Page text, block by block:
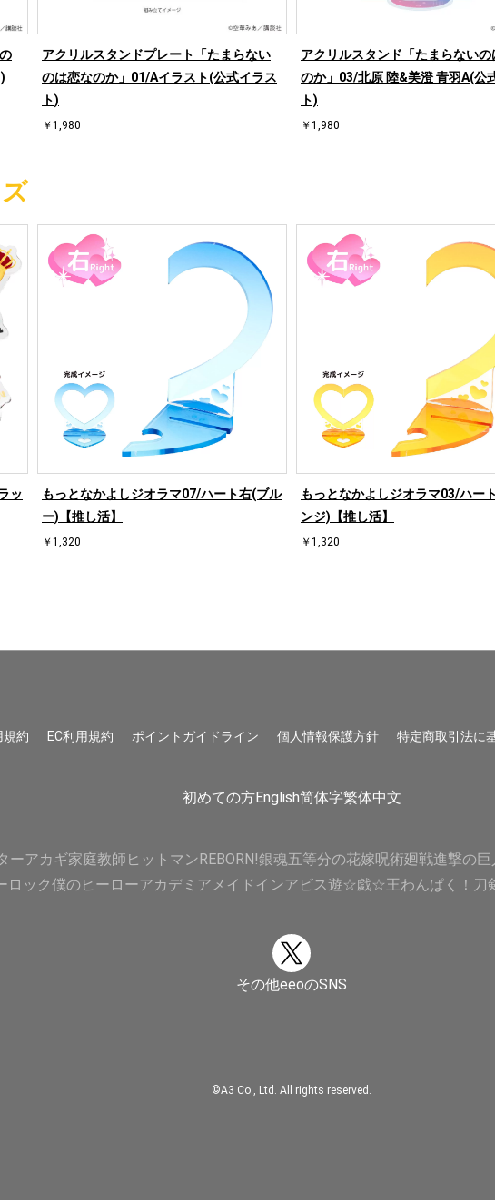
アクリルスタンドプレート「たまらない
のは恋なのか」01/Aイラスト(公式イラス
ト)
￥1,980
アクリルスタンド「たまらないの
のか」03/北原 陸&美澄 青羽A(公
ト)
￥1,980
ッ
もっとなかよしジオラマ07/ハート右(ブル
ー)【推し活】
￥1,320
もっとなかよしジオラマ03/ハー
ンジ)【推し活】
￥1,320
規約 EC利用規約 ポイントガイドライン 個人情報保護方針 特定商取引法に
初めての方English简体字繁体中文
ーアカギ家庭教師ヒットマンREBORN!銀魂五等分の花嫁呪術廻戦進撃の巨
ロック僕のヒーローアカデミア メイドインアビス遊☆戯☆王わんぱく！刀
その他eeoのSNS
©A3 Co., Ltd. All rights reserved.